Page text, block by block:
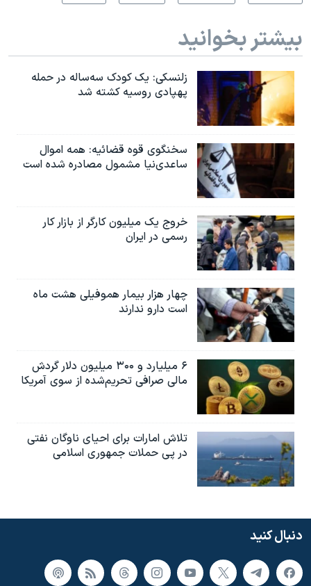
بیشتر بخوانید
زلنسکی: یک کودک سه‌ساله در حمله
پهپادی روسیه کشته شد
سخنگوی قوه قضائیه: همه اموال
ساعدی‌نیا مشمول مصادره شده است
خروج یک میلیون کارگر از بازار کار
رسمی در ایران
چهار هزار بیمار هموفیلی هشت ماه
است دارو ندارند
۶ میلیارد و ۳۰۰ میلیون دلار گردش
مالی صرافی تحریم‌شده از سوی آمریکا
تلاش امارات برای احیای ناوگان نفتی
در پی حملات جمهوری اسلامی
دنبال کنید